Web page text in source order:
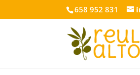
658 952 831